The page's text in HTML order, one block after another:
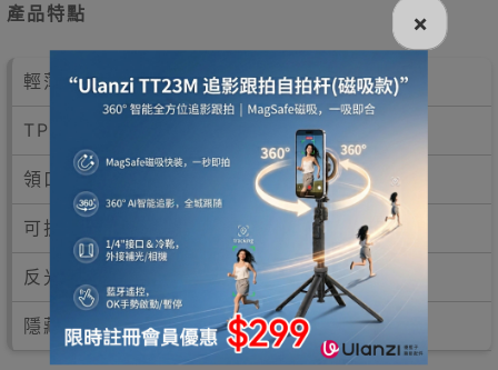
產品特點
輕薄、透氣、舒適
TPU複合防水面料
領口魔術貼、手臂魔術貼
可拆卸帽子、大口袋設計
反光LOGO、三層門襟防水
隱藏式鞋套
×